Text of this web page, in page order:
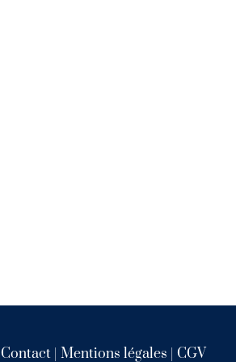
Contact| Mentions légales CGV